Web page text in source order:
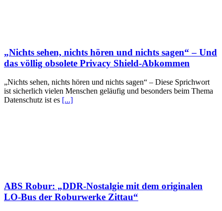
„Nichts sehen, nichts hören und nichts sagen“ – Und
das völlig obsolete Privacy Shield-Abkommen
„Nichts sehen, nichts hören und nichts sagen“ – Diese Sprichwort
ist sicherlich vielen Menschen geläufig und besonders beim Thema
Datenschutz ist es [...]
ABS Robur: „DDR-Nostalgie mit dem originalen
LO-Bus der Roburwerke Zittau“